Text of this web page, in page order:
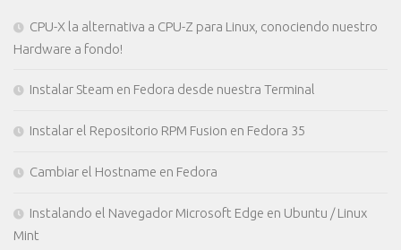
CPU-X la alternativa a CPU-Z para Linux, conociendo nuestro
Hardware a fondo!
Instalar Steam en Fedora desde nuestra Terminal
Instalar el Repositorio RPM Fusion en Fedora 35
Cambiar el Hostname en Fedora
Instalando el Navegador Microsoft Edge en Ubuntu / Linux
Mint